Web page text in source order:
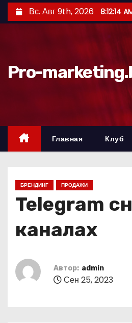
е
д
Вс. Авг 9th, 2026 8:12:15
Pro-
Главная Клуб
БРЕНДИНГ ПРОДАЖИ
Telegram
каналах
Автор: admin
Сен 25, 2023